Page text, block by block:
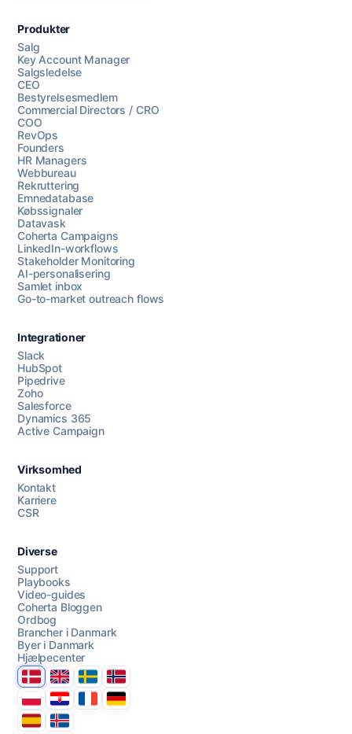
Chat med os
AI Campaign Assist
Produkter
Salg
Key Account Manager
Salgsledelse
CEO
Bestyrelsesmedlem
Commercial Directors / CRO
COO
RevOps
Founders
HR Managers
Webbureau
Rekruttering
Emnedatabase
Købssignaler
Datavask
Coherta Campaigns
LinkedIn-workflows
Stakeholder Monitoring
AI-personalisering
Samlet inbox
Go-to-market outreach flows
Integrationer
Slack
HubSpot
Pipedrive
Zoho
Salesforce
Dynamics 365
Active Campaign
Virksomhed
Kontakt
Karriere
CSR
Diverse
Support
Playbooks
Video-guides
Coherta Bloggen
Ordbog
Brancher i Danmark
Byer i Danmark
Hjælpecenter
DanmarkUnited Kingdom
SverigeNorge
PolskaHrvatskaFranceDeutschland
EspanaÍsland